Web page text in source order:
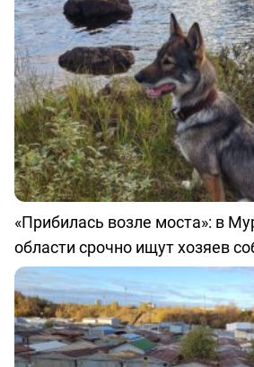
«Прибилась возле моста»: в
области срочно ищут хозяев